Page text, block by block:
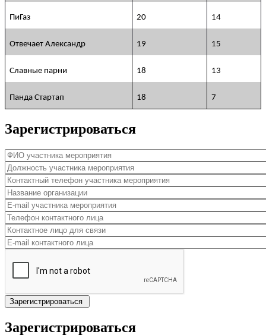
ПиГаз 20 14
Отвечает Александр 19 15
Славные парни 18 13
Панда Стартап 18 7
Зарегистрироваться
ФИО участника мероприятия
Должность участника мероприятия
Контактный телефон участника мероприятия
Название организации
E-mail участника мероприятия
Телефон контактного лица
Контактное лицо для связи
E-mail контактного лица
Зарегистрироваться